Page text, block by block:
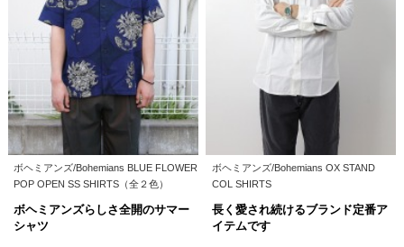
ボヘミアンズ/Bohemians BLUE FLOWER
POP OPEN SS SHIRTS（全２色）
ボヘミアンズらしさ全開のサマー
シャツ
ボヘミアンズ/Bohemians OX STAND
COL SHIRTS
長く愛され続けるブランド定番ア
イテムです